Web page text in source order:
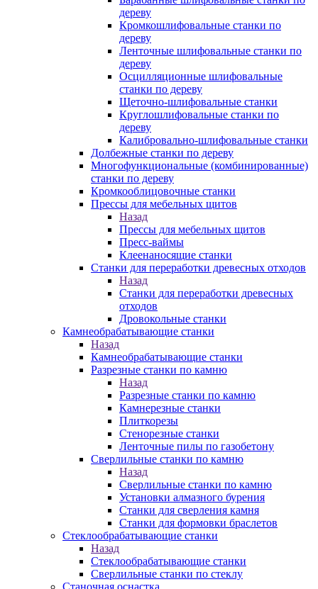
дереву
Кромкошлифовальные станки по
дереву
Ленточные шлифовальные станки по
дереву
Осцилляционные шлифовальные
станки по дереву
Щеточно-шлифовальные станки
Круглошлифовальные станки по
дереву
Калибровально-шлифовальные станки
Долбежные станки по дереву
Многофункциональные (комбинированные)
станки по дереву
Кромкооблицовочные станки
Прессы для мебельных щитов
Назад
Прессы для мебельных щитов
Пресс-ваймы
Клеенаносящие станки
Станки для переработки древесных отходов
Назад
Станки для переработки древесных
отходов
Дровокольные станки
Камнеобрабатывающие станки
Назад
Камнеобрабатывающие станки
Разрезные станки по камню
Назад
Разрезные станки по камню
Камнерезные станки
Плиткорезы
Стенорезные станки
Ленточные пилы по газобетону
Сверлильные станки по камню
Назад
Сверлильные станки по камню
Установки алмазного бурения
Станки для сверления камня
Станки для формовки браслетов
Стеклообрабатывающие станки
Назад
Стеклообрабатывающие станки
Сверлильные станки по стеклу
Станочная оснастка